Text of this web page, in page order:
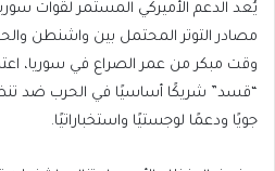
يُعد الدعم الأميركي المستمر لقوات
مصادر التوتر المحتمل بين واشنطن
وقت مبكر من عمر الصراع في سوريا،
“قسد” شريكًا أساسيًا في الحرب ضد
جويًا ودعمًا لوجستيًا واستخباراتيًا.